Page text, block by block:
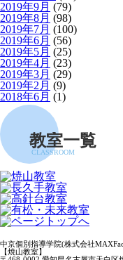
2019年9月 (79)
2019年8月 (98)
2019年7月 (100)
2019年6月 (56)
2019年5月 (25)
2019年4月 (23)
2019年3月 (29)
2019年2月 (9)
2018年6月 (1)
教室一覧
CLASSROOM
中京個別指導学院(株式会社
【焼山教室】